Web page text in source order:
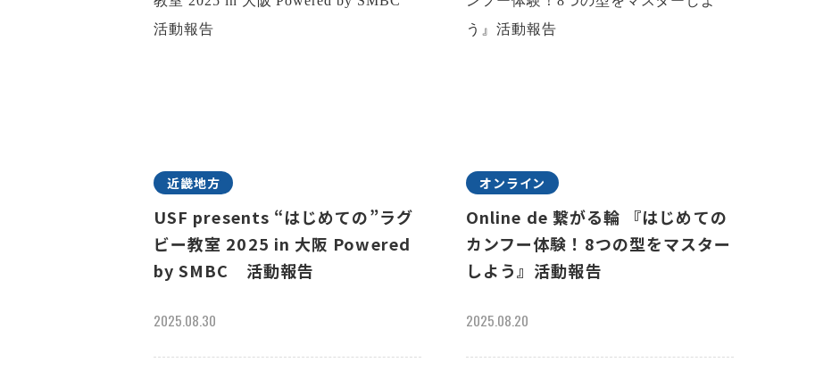
近畿地方
USF presents “はじめての”ラグ
ビー教室 2025 in 大阪 Powered
by SMBC 活動報告
2025.08.30
オンライン
Online de 繋がる輪 『はじめての
カンフー体験！8つの型をマスター
しよう』活動報告
2025.08.20